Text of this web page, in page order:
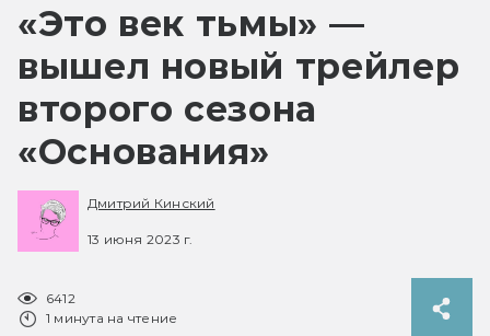
«Это век тьмы» —
вышел новый трейлер
второго сезона
«Основания»
Дмитрий Кинский
13 июня 2023 г.
6412
1 минута на чтение